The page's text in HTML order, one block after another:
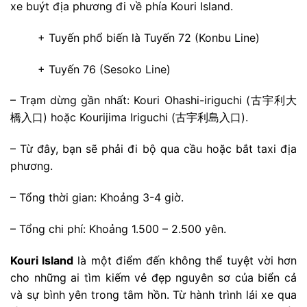
xe buýt địa phương đi về phía Kouri Island.
+ Tuyến phổ biến là Tuyến 72 (Konbu Line)
+ Tuyến 76 (Sesoko Line)
– Trạm dừng gần nhất: Kouri Ohashi-iriguchi (古宇利大
橋入口) hoặc Kourijima Iriguchi (古宇利島入口).
– Từ đây, bạn sẽ phải đi bộ qua cầu hoặc bắt taxi địa
phương.
– Tổng thời gian: Khoảng 3-4 giờ.
– Tổng chi phí: Khoảng 1.500 – 2.500 yên.
Kouri Island là một điểm đến không thể tuyệt vời hơn
cho những ai tìm kiếm vẻ đẹp nguyên sơ của biển cả
và sự bình yên trong tâm hồn. Từ hành trình lái xe qua